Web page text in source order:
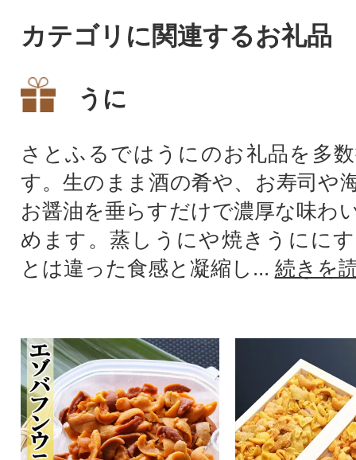
カテゴリに関連するお礼品
うに
さとふるではうにのお礼品を多
す。生のまま酒の肴や、お寿司や
お醤油を垂らすだけで濃厚な味わ
めます。蒸しうにや焼きうにに
とは違った食感と凝縮し... 続きを